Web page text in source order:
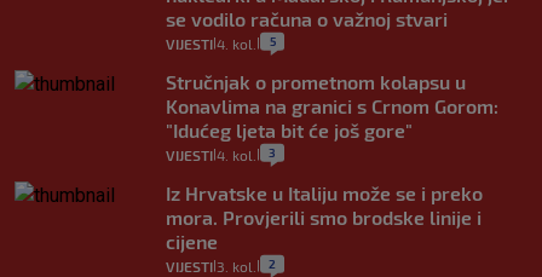
se vodilo računa o važnoj stvari
VIJESTI 4. kol. 5
Stručnjak o prometnom kolapsu u
Konavlima na granici s Crnom Gorom:
"Idućeg ljeta bit će još gore"
VIJESTI 4. kol. 3
Iz Hrvatske u Italiju može se i preko
mora. Provjerili smo brodske linije i
cijene
VIJESTI 3. kol. 2